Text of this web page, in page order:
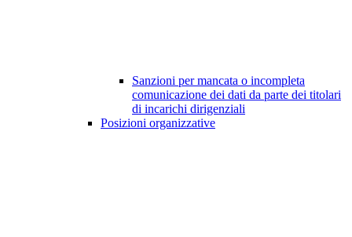
Sanzioni per mancata o incompleta
comunicazione dei dati da parte dei titolari
di incarichi dirigenziali
Posizioni organizzative